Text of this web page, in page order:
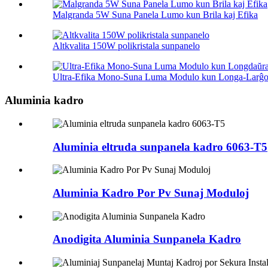
Malgranda 5W Suna Panela Lumo kun Brila kaj Efika
Altkvalita 150W polikristala sunpanelo
Ultra-Efika Mono-Suna Luma Modulo kun Longa-
Aluminia kadro
Aluminia eltruda sunpanela kadro 6063-T5
Aluminia Kadro Por Pv Sunaj Moduloj
Anodigita Aluminia Sunpanela Kadro